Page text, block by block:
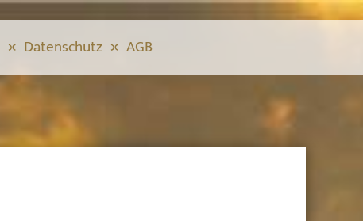
Datenschutz AGB